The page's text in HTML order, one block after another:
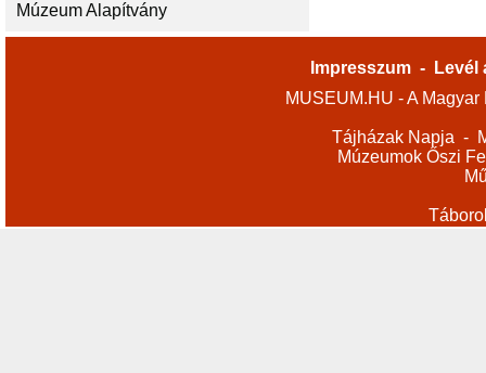
Múzeum Alapítvány
Impresszum -
Levél
MUSEUM.HU - A
Tájházak Napja -
Múzeumok Őszi